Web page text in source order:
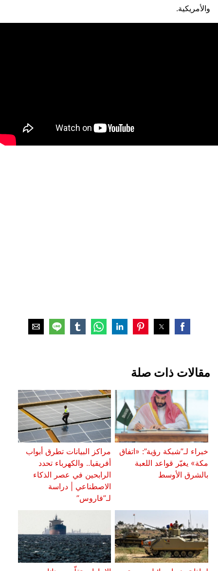
والأمريكية.
مقالات ذات صلة
خبراء لـ”شبكة رؤية”: «اتفاق
مكة» يغيّر قواعد اللعبة
بالشرق الأوسط
مراكز البيانات تطرق أبواب
أفريقيا.. والكهرباء تحدد
الرابحين في عصر الذكاء
الاصطناعي | دراسة
لـ”فاروس”